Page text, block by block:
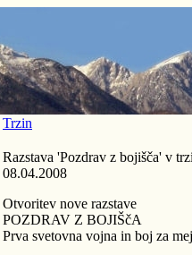
Trzin
Razstava 'Pozdrav z bojišča' v
08.04.2008
Otvoritev nove razstave
POZDRAV Z BOJIŠčA
Prva svetovna vojna in boj za